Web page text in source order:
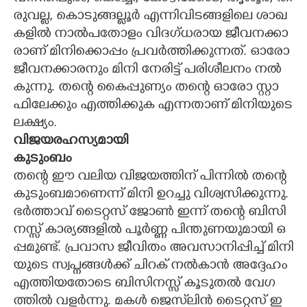
രു​വ​ല്ല,​ ​കൊ​ടു​ങ്ങ​ല്ലൂ​ർ​ ​എ​ന്നി​വി​ട​ങ്ങ​ളി​ലെ​ ​ശാ​ഖ​
ക​ളി​ൽ​ ​നാ​ൽ​പ​തോ​ളം​ ​വി​ദ​ഗ്ധ​രാ​യ​ ​ജീ​വ​ന​ക്കാ​
രാ​ണ് ​മി​നി​ക്കൊ​പ്പം​ ​പ്ര​വ​ർ​ത്തി​ക്കു​ന്ന​ത്.​ ​ഓ​രോ​ ​
ജീ​വ​ന​ക്കാ​ര​നും​ ​മി​നി​ ​നേ​രി​ട്ട് ​പ​രി​ശീ​ല​നം​ ​ന​ൽ​
കു​ന്നു.​ ​ത​ന്റെ​ ​കൈ​പ്പു​ണ്യം​ ​ത​ന്റെ​ ​ഓ​രോ​ ​സ്റ്റാ​
ഫി​ലേ​ക്കും​ ​എ​ത്തി​ക്കു​ക​ ​എ​ന്ന​താ​ണ് ​മി​നി​യു​ടെ​
​ല​ക്ഷ്യം.
വി​ജ​യ​ര​ഹ​സ്യ​മാ​യി​ ​
കു​ടും​ബം​ ​
ത​ന്റെ​ ​ഈ​ ​വ​ലി​യ​ ​വി​ജ​യ​ത്തി​ന് ​പി​ന്നി​ൽ​ ​ത​ന്റെ​ ​
കു​ടും​ബ​മാ​ണെ​ന്ന് ​മി​നി​ ​ഉ​റ​ച്ചു​ ​വി​ശ്വ​സി​ക്കു​ന്നു.​ ​
ഭ​ർ​ത്താ​വ് ​ടൈ​റ്റ​സ് ​ജോ​ൺ​ ​ഇ​ന്ന് ​ത​ന്റെ​ ​ബി​സി​
ന​സ്സ് ​കാ​ര്യ​ങ്ങ​ളി​ൽ​ ​പൂ​ർ​ണ്ണ​ ​പി​ന്തു​ണ​യു​മാ​യി​ ​ഒ​
പ്പ​മു​ണ്ട്.​ ​പ്ര​വാ​സ​ ​ജീ​വി​തം​ ​അ​വ​സാ​നി​പ്പി​ച്ച് ​മി​നി​
യു​ടെ​ ​സ്വ​പ്ന​ങ്ങ​ൾ​ക്ക് ​ചി​റ​ക് ​ന​ൽ​കാ​ൻ​ ​അ​ദ്ദേ​ഹം​ ​
എ​ത്തി​യ​തോ​ടെ​ ​ബി​സി​ന​സ്സ് ​കൂ​ടു​ത​ൽ​ ​വേ​ഗ​
ത്തി​ൽ​ ​വ​ള​ർ​ന്നു.​ ​മ​ക​ൾ​ ​ജെ​സ്‌​ലി​ൻ​ ​ടൈ​റ്റ​സ് ​ഇ​
×
Share this link